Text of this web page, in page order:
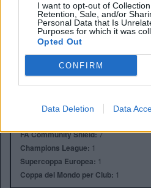
I want to opt-out of
Retention, Sale, and/or
Personal Data that Is
Purposes for which it was
Opted Out
CONFIRM
Data Deletion Data
Anno di Fondazione:1880 come St
Stadio:Etihad Stadium (47.405)
Città:Manchester
Presidente:Khaldoon Al Mubarak
Pep Guardiola
ALBO D'ORO
FA Cup:7
FA Community Shield:7
Champions League: 1
Supercoppa Europea: 1
Coppa del Mondo per Club: 1